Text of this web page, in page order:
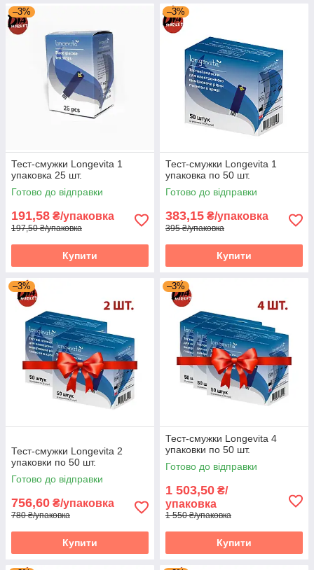
–3%
Тест-смужки Longevita 1
упаковка 25 шт.
Готово до відправки
191,58 ₴/упаковка
197,50 ₴/упаковка
Купити
–3%
Тест-смужки Longevita 1
упаковка по 50 шт.
Готово до відправки
383,15 ₴/упаковка
395 ₴/упаковка
Купити
–3%
Тест-смужки Longevita 2
упаковки по 50 шт.
Готово до відправки
756,60 ₴/упаковка
780 ₴/упаковка
Купити
–3%
Тест-смужки Longevita 4
упаковки по 50 шт.
Готово до відправки
1 503,50 ₴/
упаковка
1 550 ₴/упаковка
Купити